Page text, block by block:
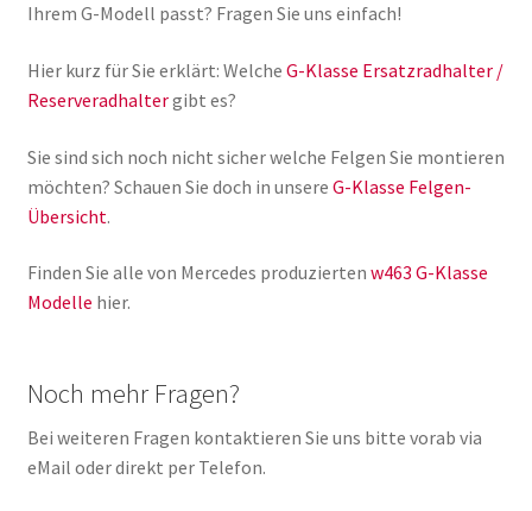
Ihrem G-Modell passt? Fragen Sie uns einfach!
Hier kurz für Sie erklärt: Welche G-Klasse Ersatzradhalter /
Reserveradhaltergibt es?
Sie sind sich noch nicht sicher welche Felgen Sie montieren
möchten? Schauen Sie doch in unsere G-Klasse Felgen-
Übersicht.
Finden Sie alle von Mercedes produzierten w463 G-Klasse
Modelle hier.
Noch mehr Fragen?
Bei weiteren Fragen kontaktieren Sie uns bitte vorab via
eMail oder direkt per Telefon.